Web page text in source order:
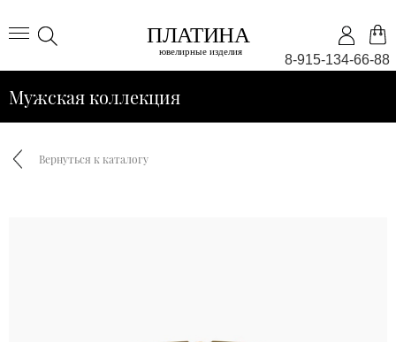
8-915-134-66-88
Мужская коллекция
Вернуться к каталогу